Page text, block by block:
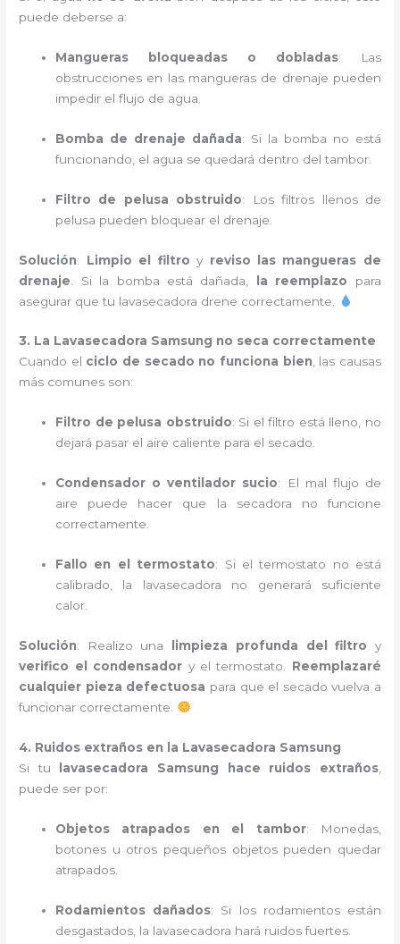
puede deberse a:
Mangueras bloqueadas o dobladas: Las
obstrucciones en las mangueras de drenaje pueden
impedir el flujo de agua.
Bomba de drenaje dañada: Si la bomba no está
funcionando, el agua se quedará dentro del tambor.
Filtro de pelusa obstruido: Los filtros llenos de
pelusa pueden bloquear el drenaje.
Solución: Limpio el filtro y reviso las mangueras de
drenaje . Si la bomba está dañada, la reemplazo para
asegurar que tu lavasecadora drene correctamente.
3. La Lavasecadora Samsung no seca correctamente
Cuando el ciclo de secado no funciona bien, las causas
más comunes son:
Filtro de pelusa obstruido: Si el filtro está lleno, no
dejará pasar el aire caliente para el secado.
Condensador o ventilador sucio: El mal flujo de
aire puede hacer que la secadora no funcione
correctamente.
Fallo en el termostato: Si el termostato no está
calibrado, la lavasecadora no generará suficiente
calor.
Solución: Realizo una limpieza profunda del filtro y
verifico el condensador y el termostato. Reemplazaré
cualquier pieza defectuosa para que el secado vuelva a
funcionar correctamente.
4. Ruidos extraños en la Lavasecadora Samsung
Si tu
lavasecadora Samsung hace ruidos extraños,
puede ser por:
Objetos atrapados en el tambor: Monedas,
botones u otros pequeños objetos pueden quedar
atrapados.
Rodamientos dañados: Si los rodamientos están
desgastados, la lavasecadora hará ruidos fuertes.